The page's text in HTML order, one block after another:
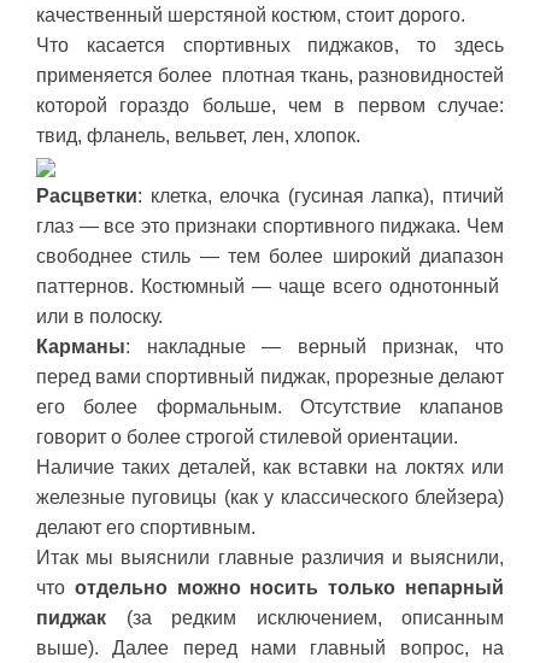
качественный шерстяной костюм, стоит дорого.
Что касается спортивных пиджаков, то здесь
применяется более плотная ткань, разновидностей
которой гораздо больше, чем в первом случае:
твид, фланель, вельвет, лен, хлопок.
Расцветки: клетка, елочка (гусиная лапка), птичий
глаз — все это признаки спортивного пиджака. Чем
свободнее стиль — тем более широкий диапазон
паттернов. Костюмный — чаще всего однотонный
или в полоску.
Карманы: накладные — верный признак, что
перед вами спортивный пиджак, прорезные делают
его более формальным. Отсутствие клапанов
говорит о более строгой стилевой ориентации.
Наличие таких деталей, как вставки на локтях или
железные пуговицы (как у классического блейзера)
делают его спортивным.
Итак мы выяснили главные различия и выяснили,
что отдельно можно носить только непарный
пиджак (за редким исключением, описанным
выше). Далее перед нами главный вопрос, на